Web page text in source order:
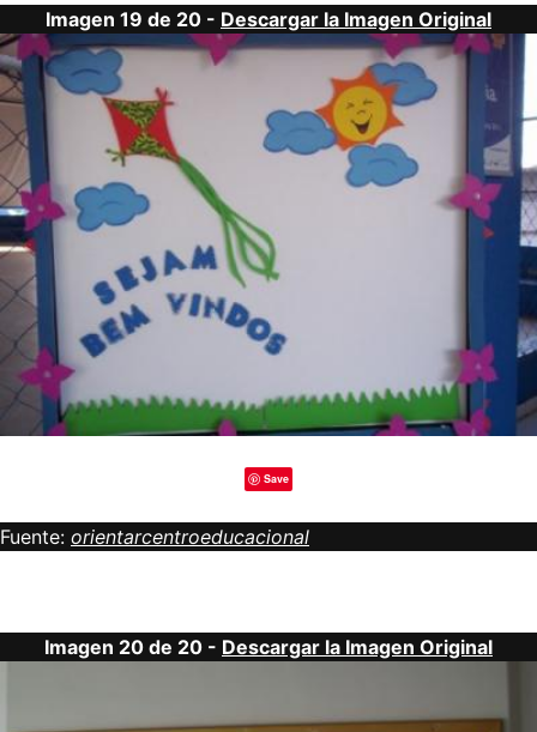
Imagen 19 de 20 - Descargar la Imagen Original
Save
Fuente: orientarcentroeducacional
Imagen 20 de 20 - Descargar la Imagen Original